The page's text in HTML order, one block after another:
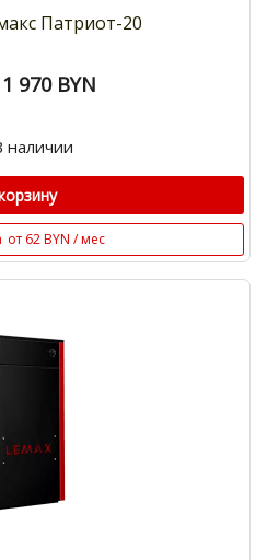
Патриот-20
970 BYN
наличии
от 62 BYN / мес